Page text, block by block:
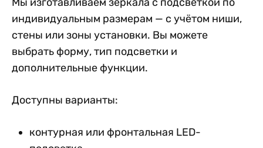
индивидуальным размерам — с учётом ниши,
стены или зоны установки. Вы можете
выбрать форму, тип подсветки и
дополнительные функции.
Доступны варианты:
контурная или фронтальная LED-